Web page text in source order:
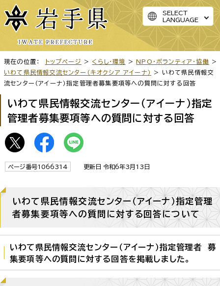
SELECT
LANGUAGE
現在の位置： トップページ > くらし・環境 >NPO・ボランティア・協働
>
いわて県民情報交流センター（キオクシア アイーナ）
> いわて県民情報交
流センター（アイーナ）指定管理者募集要項等への質問に対する回答
いわて県民情報交流センター（アイーナ）指定
管理者募集要項等への質問に対する回答
ページ番号1066314 更新日 令和6年3月13日
いわて県民情報交流センター（アイーナ）指定管理
者募集要項等への質問に対する回答について
いわて県民情報交流センター（アイーナ）指定管理者 募
集要項等への質問に対する回答を掲載しました。